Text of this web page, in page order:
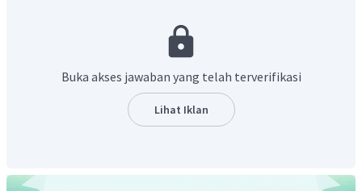
Dari ion-ion tersebut, senyawa yang dapat terbentuk
dan
Buka akses jawaban yang telah terverifikasi
Lihat Iklan